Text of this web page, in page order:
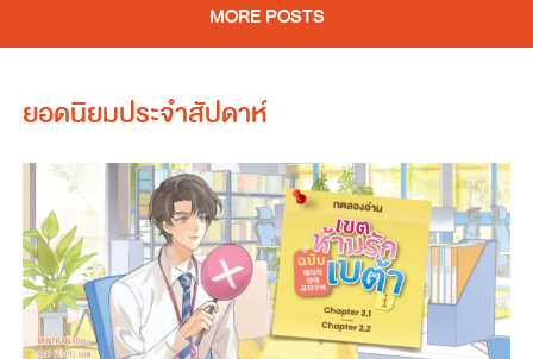
MORE POSTS
ยอดนิยมประจำสัปดาห์